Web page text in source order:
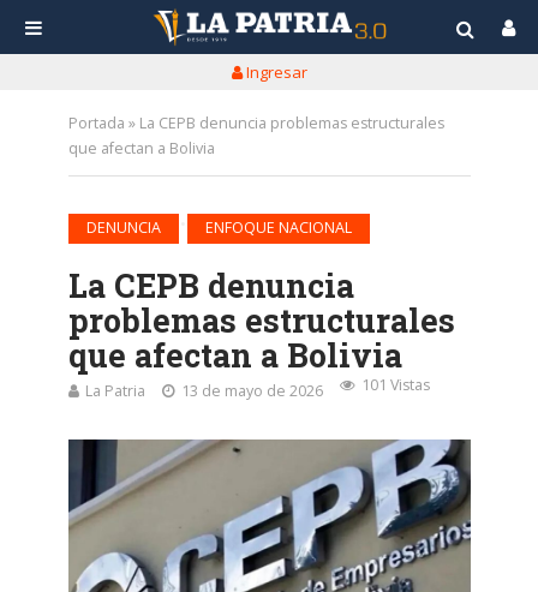
Ingresar
Portada » La CEPB denuncia problemas estructurales
que afectan a Bolivia
DENUNCIA ENFOQUE NACIONAL
La CEPB denuncia
problemas estructurales
que afectan a Bolivia
La Patria 13 de mayo de 2026 101 Vistas